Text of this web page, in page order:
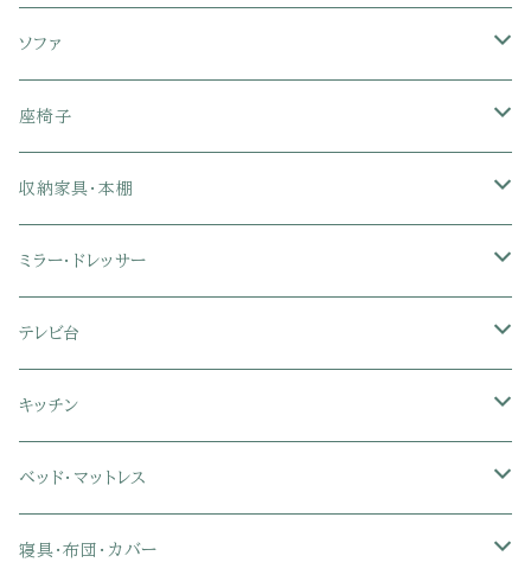
ソファ
1人掛けソファ
2人掛けソファ
3人掛けソファ
フロアソファ・ローソファ
ソファベッド
カウチソファ・コーナーソファ
リクライニングソファ
座椅子
1人掛け座椅子
2人掛け座椅子
リクライニング座椅子
肘付き座椅子
座椅子カバー
ポケットコイル座椅子
収納家具・本棚
カラーボックス
本棚・書棚
衣類・タンス・チェスト
ハンガーラック
ラック・シェルフ
ミラー・ドレッサー
ドレッサー・鏡台
ミラー・スタンドミラー
テレビ台
壁面収納・ハイタイプテレビ台
ミドルタイプテレビ台
ロータイプテレビ台
キッチン
食器棚・キッチンボード
レンジ台
ベッド・マットレス
ローベッド
寝具・布団・カバー